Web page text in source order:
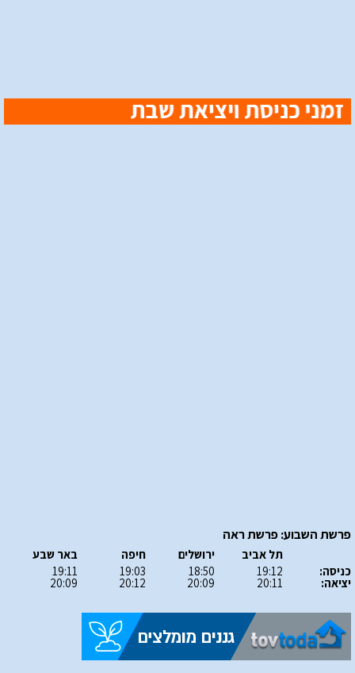
פרשת השבוע: פרשת ראה
כניסה:
יציאה:
תל אביב
19:12
20:11
ירושלים
18:50
20:09
חיפה
19:03
20:12
באר שבע
19:11
20:09